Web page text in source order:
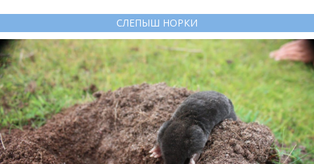
СЛЕПЫШ НОРКИ